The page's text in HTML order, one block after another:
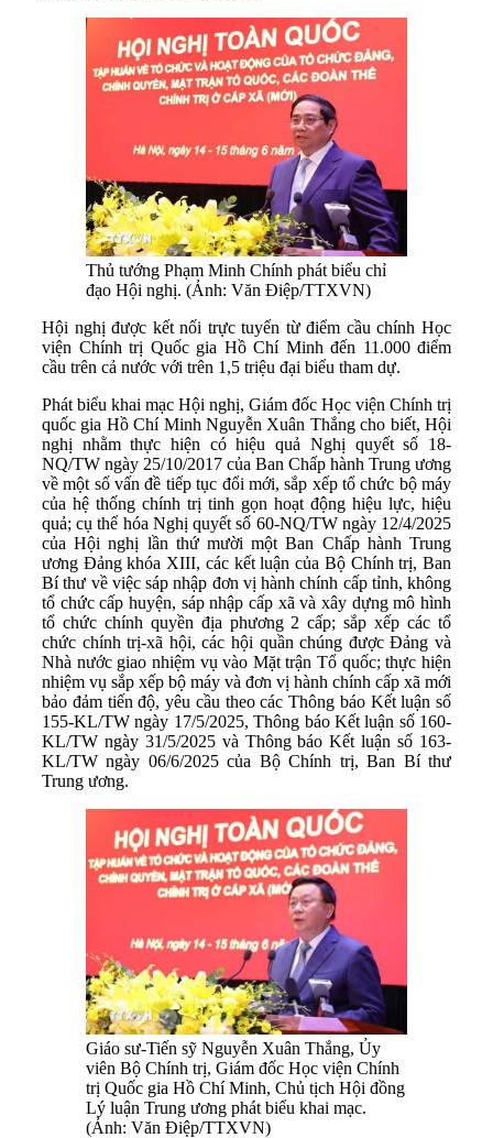
Thủ tướng Phạm Minh Chính phát biểu chỉ
đạo Hội nghị. (Ảnh: Văn Điệp/TTXVN)
Hội nghị được kết nối trực tuyến từ điểm cầu chính Học
viện Chính trị Quốc gia Hồ Chí Minh đến 11.000 điểm
cầu trên cả nước với trên 1,5 triệu đại biểu tham dự.
Phát biểu khai mạc Hội nghị, Giám đốc Học viện Chính trị
quốc gia Hồ Chí Minh Nguyễn Xuân Thắng cho biết, Hội
nghị nhằm thực hiện có hiệu quả Nghị quyết số 18-
NQ/TW ngày 25/10/2017 của Ban Chấp hành Trung ương
về một số vấn đề tiếp tục đổi mới, sắp xếp tổ chức bộ máy
của hệ thống chính trị tinh gọn hoạt động hiệu lực, hiệu
quả; cụ thể hóa Nghị quyết số 60-NQ/TW ngày 12/4/2025
của Hội nghị lần thứ mười một Ban Chấp hành Trung
ương Đảng khóa XIII, các kết luận của Bộ Chính trị, Ban
Bí thư về việc sáp nhập đơn vị hành chính cấp tỉnh, không
tổ chức cấp huyện, sáp nhập cấp xã và xây dựng mô hình
tổ chức chính quyền địa phương 2 cấp; sắp xếp các tổ
chức chính trị-xã hội, các hội quần chúng được Đảng và
Nhà nước giao nhiệm vụ vào Mặt trận Tổ quốc; thực hiện
nhiệm vụ sắp xếp bộ máy và đơn vị hành chính cấp xã mới
bảo đảm tiến độ, yêu cầu theo các Thông báo Kết luận số
155-KL/TW ngày 17/5/2025, Thông báo Kết luận số 160-
KL/TW ngày 31/5/2025 và Thông báo Kết luận số 163-
KL/TW ngày 06/6/2025 của Bộ Chính trị, Ban Bí thư
Trung ương.
Giáo sư-Tiến sỹ Nguyễn Xuân Thắng, Ủy
viên Bộ Chính trị, Giám đốc Học viện Chính
trị Quốc gia Hồ Chí Minh, Chủ tịch Hội đồng
Lý luận Trung ương phát biểu khai mạc.
(Ảnh: Văn Điệp/TTXVN)